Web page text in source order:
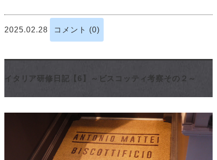
2025.02.28 コメント (0)
イタリア研修日記【6】～ビスコッティ考察その２～